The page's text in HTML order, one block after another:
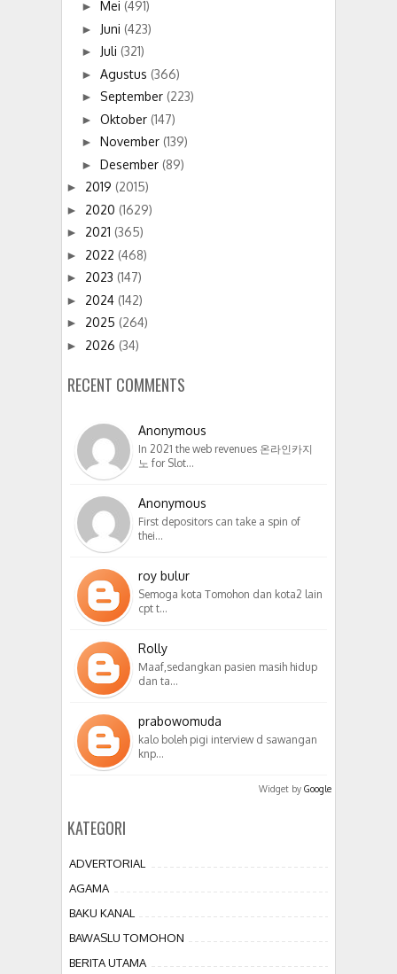
► Mei (491)
► Juni (423)
► Juli (321)
► Agustus (366)
► September (223)
► Oktober (147)
► November (139)
► Desember (89)
► 2019 (2015)
► 2020 (1629)
► 2021 (365)
► 2022 (468)
► 2023 (147)
► 2024 (142)
► 2025 (264)
► 2026 (34)
RECENT COMMENTS
Anonymous
In 2021 the web revenues 온라인카지
노 for Slot…
Anonymous
First depositors can take a spin of
thei…
roy bulur
Semoga kota Tomohon dan kota2 lain
cpt t…
Rolly
Maaf,sedangkan pasien masih hidup
dan ta…
prabowomuda
kalo boleh pigi interview d sawangan
knp…
Widget by Google
KATEGORI
ADVERTORIAL
AGAMA
BAKU KANAL
BAWASLU TOMOHON
BERITA UTAMA